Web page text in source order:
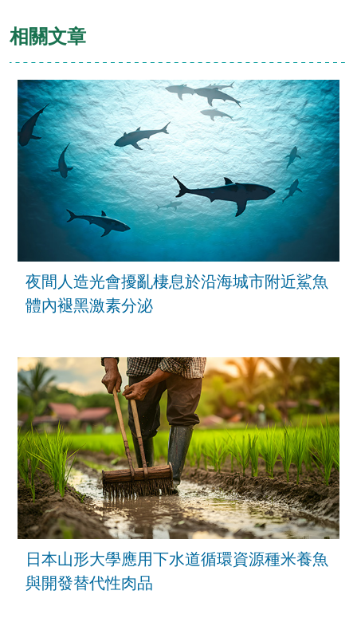
相關文章
夜間人造光會擾亂棲息於沿海城市附近鯊魚
體內褪黑激素分泌
日本山形大學應用下水道循環資源種米養魚
與開發替代性肉品